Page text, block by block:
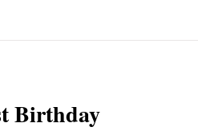
Birthday